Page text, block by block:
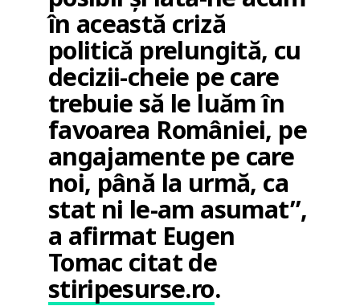
în această criză
politică prelungită, cu
decizii-cheie pe care
trebuie să le luăm în
favoarea României, pe
angajamente pe care
noi, până la urmă, ca
stat ni le-am asumat”,
a afirmat Eugen
Tomac citat de
stiripesurse.ro.